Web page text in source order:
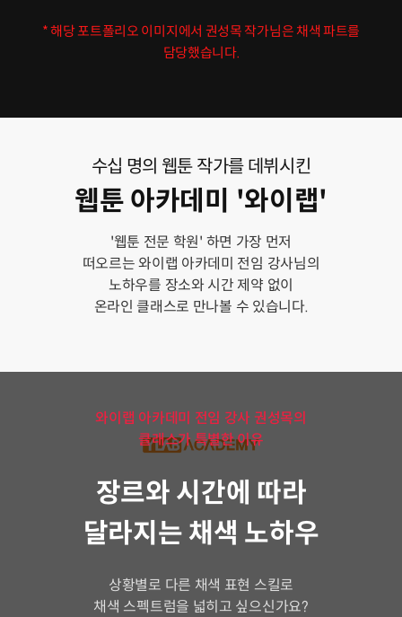
* 해당 포트폴리오 이미지에서 권성목 작가님은 채색 파트를
담당했습니다.
수십 명의 웹툰 작가를 데뷔시킨
웹툰 아카데미 '와이랩'
'웹툰 전문 학원' 하면 가장 먼저
떠오르는 와이랩 아카데미 전임 강사님의
노하우를 장소와 시간 제약 없이
온라인 클래스로 만나볼 수 있습니다.
와이랩 아카데미 전임 강사 권성목의
클래스가 특별한 이유
장르와 시간에 따라
달라지는 채색 노하우
상황별로 다른 채색 표현 스킬로
채색 스펙트럼을 넓히고 싶으신가요?